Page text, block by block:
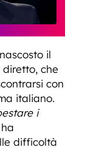
il
che
con
italiano.
i
difficoltà